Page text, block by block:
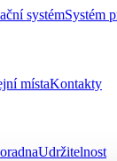
systémSystém
místaKontakty
Udržitelnost